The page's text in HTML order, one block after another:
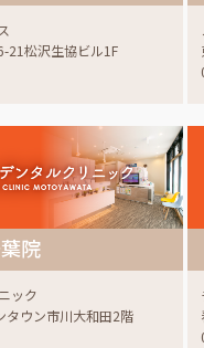
21松沢生協ビル1F
院
ック
タウン市川大和田2階